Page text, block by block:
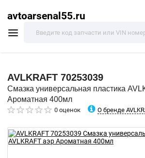
avtoarsenal55.ru
AVLKRAFT 70253039
Смазка универсальная пластика
Ароматная 400мл
0 оценок О бренде